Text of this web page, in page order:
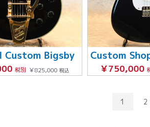
Custom Bigsby
税別 ￥825,000税込 ￥750,000
1 2